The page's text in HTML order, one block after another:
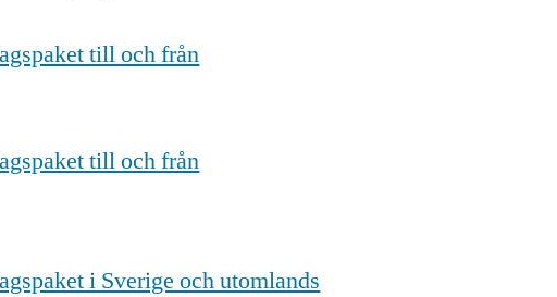
till och från
till och från
i Sverige och utomlands